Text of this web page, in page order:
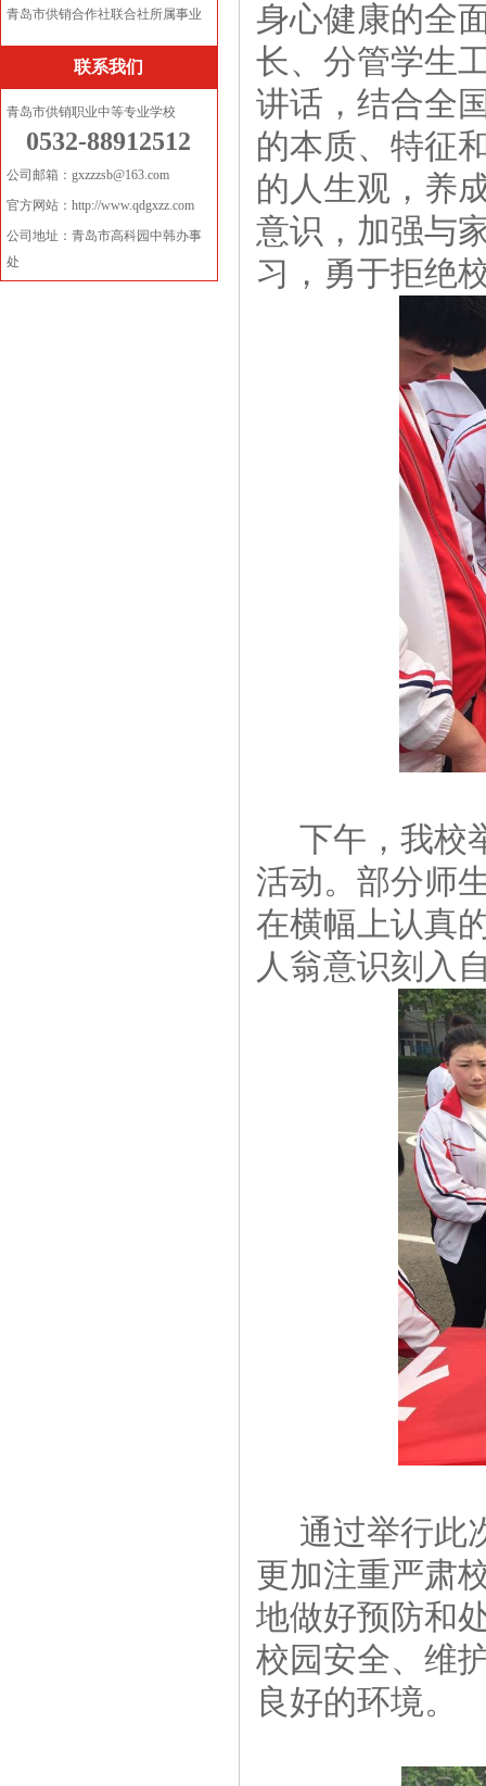
单...
青岛市供销合作社联合社所属事业
单...
联系我们
青岛市供销职业中等专业学校
0532-88912512
公司邮箱：gxzzzsb@163.com
官方网站：http://www.qdgxzz.com
公司地址：青岛市高科园中韩办事
处
身心健康的全
长、分管学生
讲话，结合全
的本质、特征
的人生观，养
意识，加强与
习，勇于拒绝
下午，我校
活动。部分师
在横幅上认真
人翁意识刻入
通过举行此
更加注重严肃
地做好预防和
校园安全、维
良好的环境。